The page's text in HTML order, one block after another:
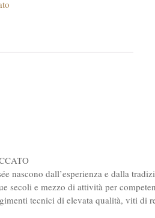
nascono dall’esperienza e dalla
secoli e mezzo di attività per
tecnici di elevata qualità, viti di